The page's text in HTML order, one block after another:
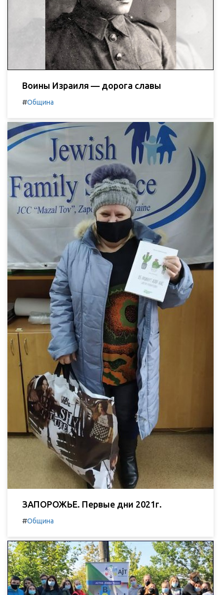
Воины Израиля — дорога славы
#Община
ЗАПОРОЖЬЕ. Первые дни 2021г.
#Община